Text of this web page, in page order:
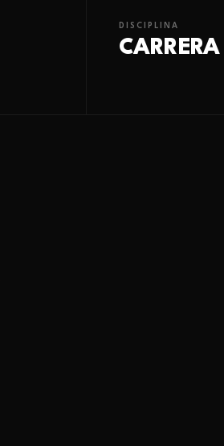
DISCIPLINA
CARRERA